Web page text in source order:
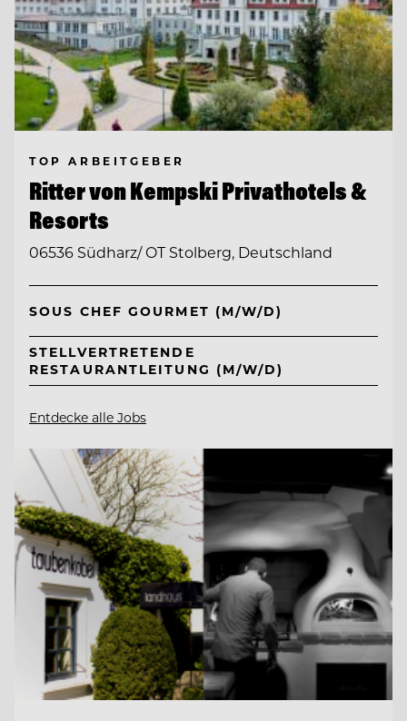
TOP ARBEITGEBER
Ritter von Kempski Privathotels &
Resorts
06536 Südharz/ OT Stolberg, Deutschland
SOUS CHEF GOURMET (M/W/D)
STELLVERTRETENDE
RESTAURANTLEITUNG (M/W/D)
Entdecke alle Jobs